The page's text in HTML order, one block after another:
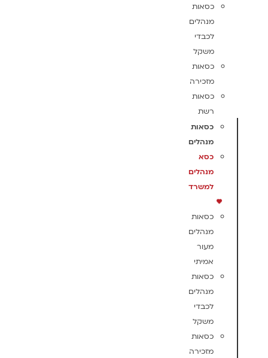
כסאות
מנהלים
לכבדי
משקל
כסאות
מזכירה
כסאות
רשת
כסאות
מנהלים
כסא
מנהלים
למשרד
כסאות
מנהלים
מעור
אמיתי
כסאות
מנהלים
לכבדי
משקל
כסאות
מזכירה